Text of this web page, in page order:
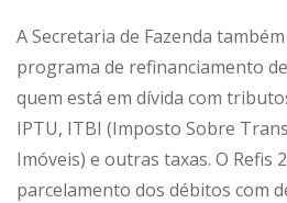
A Secretaria de Fazenda
programa de refinanciamento
quem está em dívida com
IPTU, ITBI (Imposto Sobre
Imóveis) e outras taxas. O Refis
parcelamento dos débitos com